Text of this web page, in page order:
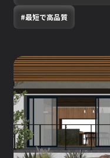
#最短で高品質